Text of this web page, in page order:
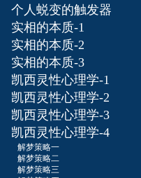
个人蜕变的触发器
实相的本质-1
实相的本质-2
实相的本质-3
凯西灵性心理学-1
凯西灵性心理学-2
凯西灵性心理学-3
凯西灵性心理学-4
解梦策略一
解梦策略二
解梦策略三